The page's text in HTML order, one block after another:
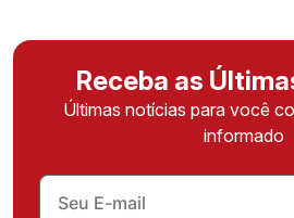
Receba as
Últimas notícias para você
informado